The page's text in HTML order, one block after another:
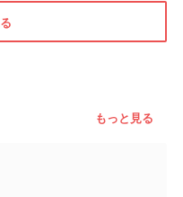
もっと見る